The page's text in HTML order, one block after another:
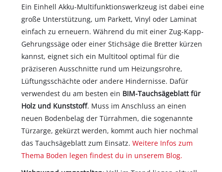
Ein Einhell Akku-Multifunktionswerkzeug ist dabei eine
große Unterstützung, um Parkett, Vinyl oder Laminat
einfach zu erneuern. Während du mit einer Zug-Kapp-
Gehrungssäge oder einer Stichsäge die Bretter kürzen
kannst, eignet sich ein Multitool optimal für die
präziseren Ausschnitte rund um Heizungsrohre,
Lüftungsschächte oder andere Hindernisse. Dafür
verwendest du am besten ein BIM-Tauchsägeblatt für
Holz und Kunststoff. Muss im Anschluss an einen
neuen Bodenbelag der Türrahmen, die sogenannte
Türzarge, gekürzt werden, kommt auch hier nochmal
das Tauchsägeblatt zum Einsatz.Weitere Infos zum
Thema Boden legen findest du in unserem Blog.